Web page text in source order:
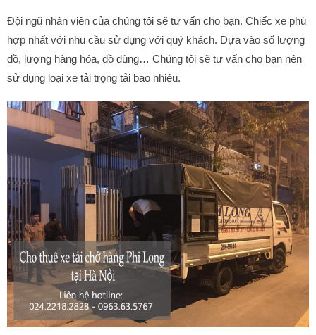
Đội ngũ nhân viên của chúng tôi sẽ tư vấn cho bạn. Chiếc xe phù
hợp nhất với nhu cầu sử dụng với quý khách. Dựa vào số lượng
đồ, lượng hàng hóa, đồ dùng… Chúng tôi sẽ tư vấn cho bạn nên
sử dụng loại xe tải trọng tải bao nhiêu.